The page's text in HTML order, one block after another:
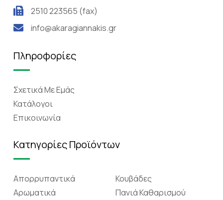
2510 223565 (fax)
info@akaragiannakis.gr
Πληροφορίες
Σχετικά Mε Eμάς
Κατάλογοι
Επικοινωνία
Κατηγορίες Προϊόντων
Απορρυπαντικά
Αρωματικά
Κουβάδες
Πανιά Καθαρισμού